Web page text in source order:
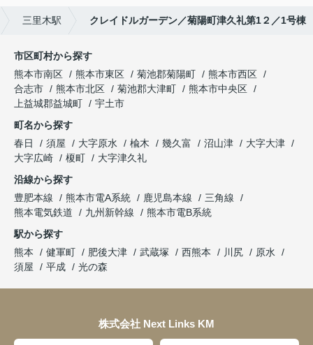
三里木駅 クレイドルガーデン／菊陽町津久礼第1２／1号棟
市区町村から探す
熊本市南区
熊本市東区 菊池郡菊陽町
熊本市西区
合志市
熊本市北区 菊池郡大津町
熊本市中央区
上益城郡益城町
宇土市
町名から探す
春日
須屋 大字原水 楡木 幾久富 沼山津
大字大津
大字広崎
榎町
大字津久礼
沿線から探す
豊肥本線
熊本市電A系統 鹿児島本線
三角線
熊本電気鉄道
九州新幹線
熊本市電B系統
駅から探す
熊本
健軍町 肥後大津 武蔵塚 西熊本 川尻
原水
須屋
平成 光の森
株式会社 Next Links KM